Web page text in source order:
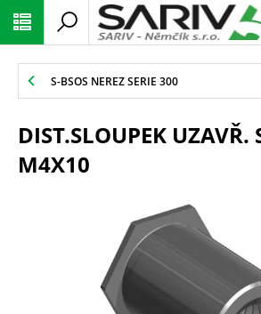
S-BSOS NEREZ SERIE 300
DIST.SLOUPEK UZAVŘ.
M4X10